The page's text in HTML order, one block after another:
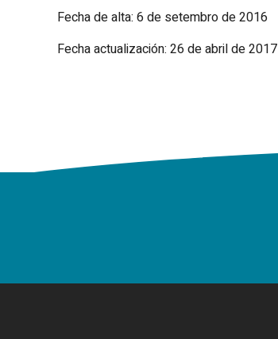
Fecha de alta: 6 de setembro de 2016
Fecha actualización: 26 de abril de 2017